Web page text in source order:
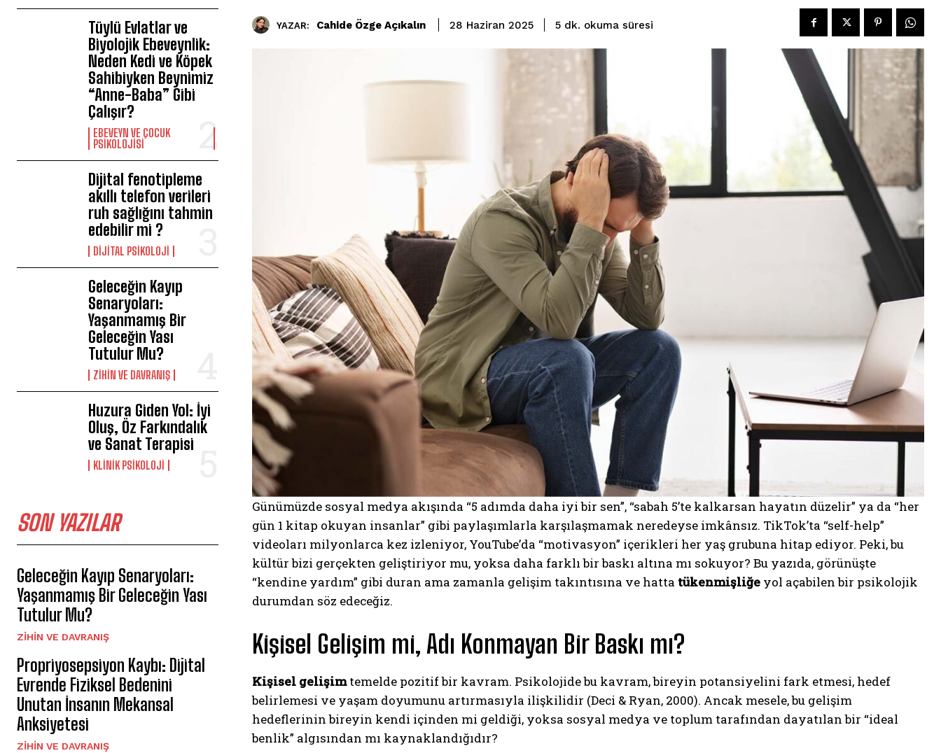
Tüylü Evlatlar ve
Biyolojik Ebeveynlik:
Neden Kedi ve Köpek
Sahibiyken Beynimiz
“Anne-Baba” Gibi
Çalışır?
EBEVEYN VE ÇOCUK
PSIKOLOJISI
Dijital fenotipleme
akıllı telefon verileri
ruh sağlığını tahmin
edebilir mi ?
DIJITAL PSIKOLOJI
Geleceğin Kayıp
Senaryoları:
Yaşanmamış Bir
Geleceğin Yası
Tutulur Mu?
⁠ZIHIN VE DAVRANIŞ
Huzura Giden Yol: İyi
Oluş, Öz Farkındalık
ve Sanat Terapisi
KLINIK PSIKOLOJI
SON YAZILAR
Geleceğin Kayıp Senaryoları:
Yaşanmamış Bir Geleceğin Yası
Tutulur Mu?
⁠ZIHIN VE DAVRANIŞ
Propriyosepsiyon Kaybı: Dijital
Evrende Fiziksel Bedenini
Unutan İnsanın Mekansal
Anksiyetesi
⁠ZIHIN VE DAVRANIŞ
YAZAR: Cahide Özge Açıkalın 28 Haziran 2025 5 dk. okuma süresi
Günümüzde sosyal medya akışında “5 adımda daha iyi bir sen”, “sabah 5’te kalkarsan hayatın düzelir” ya da “her
gün 1 kitap okuyan insanlar” gibi paylaşımlarla karşılaşmamak neredeyse imkânsız. TikTok’ta “self-help”
videoları milyonlarca kez izleniyor, YouTube’da “motivasyon” içerikleri her yaş grubuna hitap ediyor. Peki, bu
kültür bizi gerçekten geliştiriyor mu, yoksa daha farklı bir baskı altına mı sokuyor? Bu yazıda, görünüşte
“kendine yardım” gibi duran ama zamanla gelişim takıntısına ve hatta tükenmişliğe yol açabilen bir psikolojik
durumdan söz edeceğiz.
Kişisel Gelişim mi, Adı Konmayan Bir Baskı mı?
Kişisel gelişimtemelde pozitif bir kavram. Psikolojide bu kavram, bireyin potansiyelini fark etmesi, hedef
belirlemesi ve yaşam doyumunu artırmasıyla ilişkilidir (Deci & Ryan, 2000). Ancak mesele, bu gelişim
hedeflerinin bireyin kendi içinden mi geldiği, yoksa sosyal medya ve toplum tarafından dayatılan bir “ideal
benlik” algısından mı kaynaklandığıdır?